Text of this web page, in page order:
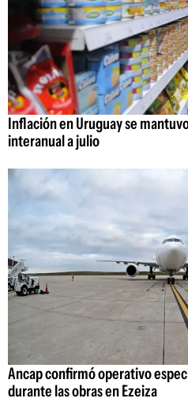
Inflación en Uruguay se
interanual a julio
Ancap confirmó operativo
durante las obras en Ezeiza